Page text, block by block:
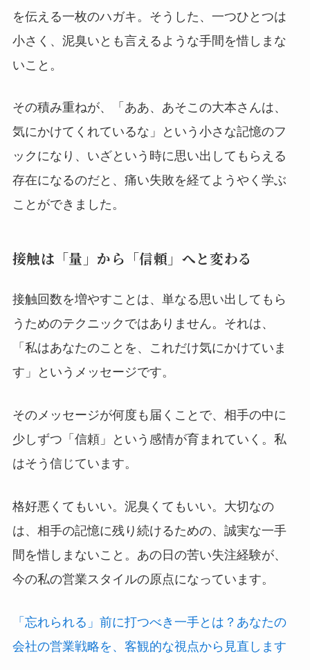
を伝える一枚のハガキ。そうした、一つひとつは
小さく、泥臭いとも言えるような手間を惜しまな
いこと。
その積み重ねが、「ああ、あそこの大本さんは、
気にかけてくれているな」という小さな記憶のフ
ックになり、いざという時に思い出してもらえる
存在になるのだと、痛い失敗を経てようやく学ぶ
ことができました。
接触は「量」から「信頼」へと変わる
接触回数を増やすことは、単なる思い出してもら
うためのテクニックではありません。それは、
「私はあなたのことを、これだけ気にかけていま
す」というメッセージです。
そのメッセージが何度も届くことで、相手の中に
少しずつ「信頼」という感情が育まれていく。私
はそう信じています。
格好悪くてもいい。泥臭くてもいい。大切なの
は、相手の記憶に残り続けるための、誠実な一手
間を惜しまないこと。あの日の苦い失注経験が、
今の私の営業スタイルの原点になっています。
「忘れられる」前に打つべき一手とは？あなたの
会社の営業戦略を、客観的な視点から見直します